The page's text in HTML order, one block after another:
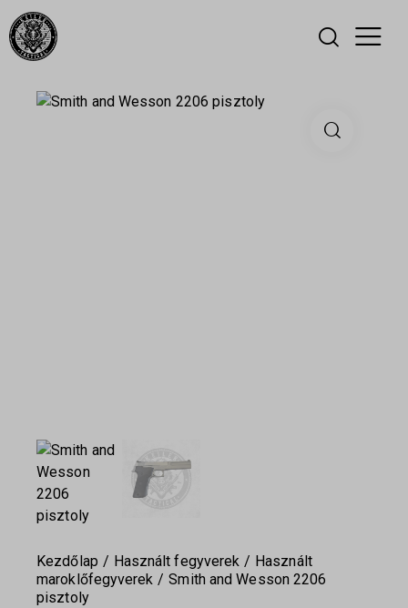
Kezdőlap Használt fegyverek
Használt
maroklőfegyverek
Smith and Wesson 2206
pisztoly